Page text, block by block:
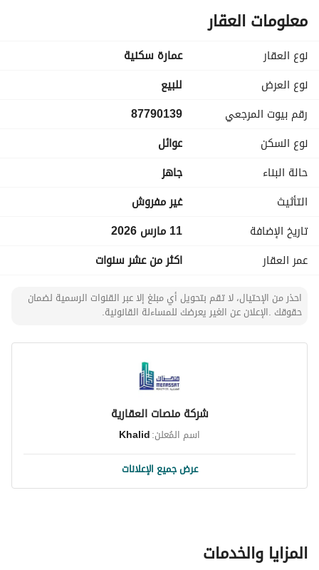
معلومات العقار
نوع العقار
عمارة سكنية
نوع العرض
للبيع
رقم بيوت المرجعي
87790139
نوع السكن
عوائل
حالة البناء
جاهز
التأثيث
غير مفروش
تاريخ الإضافة
11 مارس 2026
عمر العقار
اكثر من عشر سنوات
احذر من الإحتيال، لا تقم بتحويل أي مبلغ إلا عبر القنوات الرسمية لضمان
حقوقك .الإعلان عن الغير يعرضك للمساءلة القانونية.
شركة منصات العقارية
اسم المُعلن:Khalid
عرض جميع الإعلانات
المزايا والخدمات